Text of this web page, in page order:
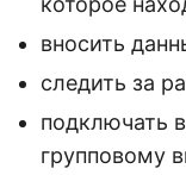
вносить
следить за
подключать
групповому